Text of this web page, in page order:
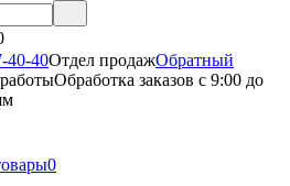
40-40Отдел продажОбратный
Обработка заказов с 9:00 до
0